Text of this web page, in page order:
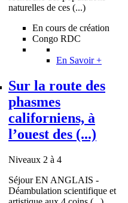
naturelles de ces (...)
En cours de création
Congo RDC
En Savoir +
Sur la route des
phasmes
californiens, à
l’ouest des (...)
Niveaux 2 à 4
Séjour EN ANGLAIS -
Déambulation scientifique et